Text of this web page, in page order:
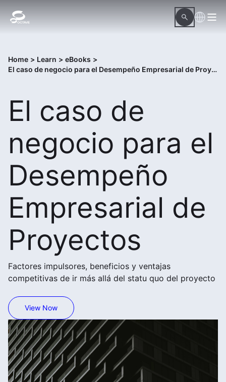
Home > Learn > eBooks >
El caso de negocio para el Desempeño Empresarial de Proyectos
El caso de
negocio para el
Desempeño
Empresarial de
Proyectos
Factores impulsores, beneficios y ventajas
competitivas de ir más allá del statu quo del proyecto
View Now